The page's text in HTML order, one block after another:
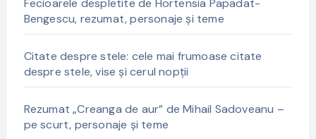
Fecioarele despletite de Hortensia Papadat-
Bengescu, rezumat, personaje și teme
Citate despre stele: cele mai frumoase citate
despre stele, vise și cerul nopții
Rezumat „Creanga de aur” de Mihail Sadoveanu –
pe scurt, personaje și teme